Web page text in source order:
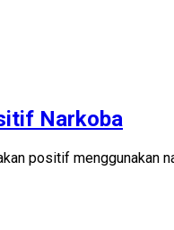
Narkoba
positif menggunakan